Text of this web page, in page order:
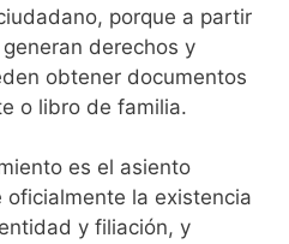
porque a partir
derechos y
obtener documentos
o libro de familia.
es el asiento
oficialmente la existencia
y filiación, y